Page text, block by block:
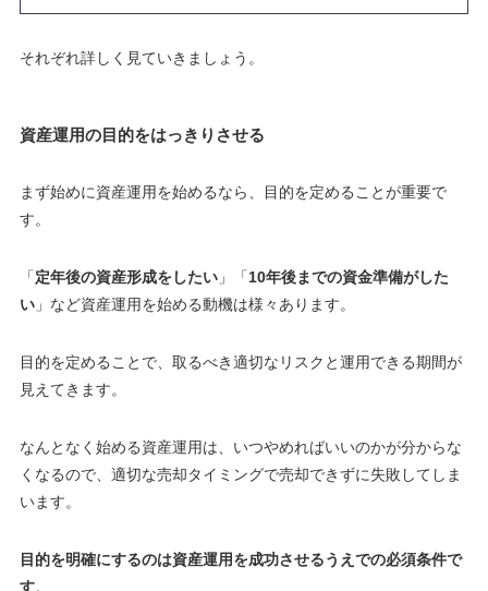
それぞれ詳しく見ていきましょう。
資産運用の目的をはっきりさせる
まず始めに資産運用を始めるなら、目的を定めることが重要で
す。
「定年後の資産形成をしたい」「10年後までの資金準備がした
い」など資産運用を始める動機は様々あります。
目的を定めることで、取るべき適切なリスクと運用できる期間が
見えてきます。
なんとなく始める資産運用は、いつやめればいいのかが分からな
くなるので、 適切な売却タイミングで売却できずに失敗してしま
います。
目的を明確にするのは資産運用を成功させるうえでの必須条件で
す。